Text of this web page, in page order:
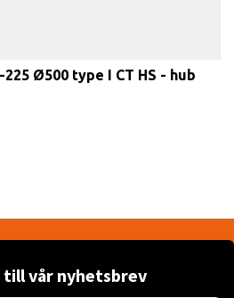
Ø500 type I CT HS - hub
till vår nyhetsbrev